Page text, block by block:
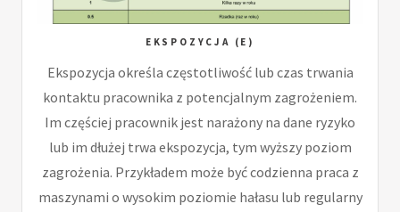
EKSPOZYCJA (E)
Ekspozycja określa częstotliwość lub czas trwania
kontaktu pracownika z potencjalnym zagrożeniem.
Im częściej pracownik jest narażony na dane ryzyko
lub im dłużej trwa ekspozycja, tym wyższy poziom
zagrożenia. Przykładem może być codzienna praca z
maszynami o wysokim poziomie hałasu lub regularny